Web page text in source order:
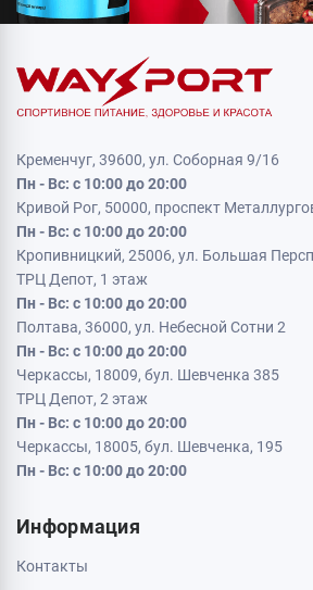
Кременчуг, 39600, ул. Соборная 9/16
Пн - Вс: с 10:00 до 20:00
Кривой Рог, 50000, проспект
Пн - Вс: с 10:00 до 20:00
Кропивницкий, 25006, ул. Большая
ТРЦ Депот, 1 этаж
Пн - Вс: с 10:00 до 20:00
Полтава, 36000, ул. Небесной Сотни 2
Пн - Вс: с 10:00 до 20:00
Черкассы, 18009, бул. Шевченка 385
ТРЦ Депот, 2 этаж
Пн - Вс: с 10:00 до 20:00
Черкассы, 18005, бул. Шевченка, 195
Пн - Вс: с 10:00 до 20:00
Информация
Контакты